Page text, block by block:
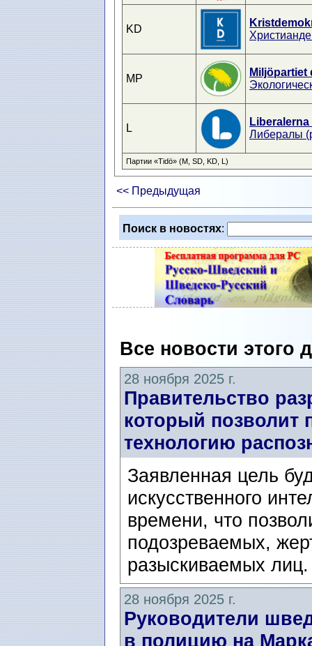
KD
MP
Miljöpartiet
L
Liberalerna
Либералы
Партии «Tidö» (M, SD, KD, L)
<< Предыдущая
Поиск в новостях:
Все новости этого
28 ноября 2025 г.
Правительство
который позволит
технологию
Заявленная цель
искусственного
времени, что
подозреваемых,
разыскиваемых лиц.
28 ноября 2025 г.
Руководители
в полицию на